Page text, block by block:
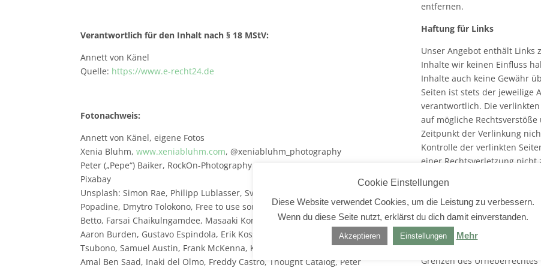
Verantwortlich für den Inhalt nach § 18 MStV:
Annett von Känel
Quelle: https://www.e-recht24.de
Fotonachweis:
Annett von Känel, eigene Fotos
Xenia Bluhm,www.xeniabluhm.com, @xeniabluhm_photography
Peter („Pepe“) Baiker, RockOn-Photography
Pixabay
Unsplash: Simon Rae, Philipp Lublasser, Sven Fischer, Aung Soe Min, Raul
Popadine, Dmytro Tolokono, Free to use sounds, Chris Lawton, Pierangelo
Betto, Farsai Chaikulngamdee, Masaaki Komori, Halacious, Andrew Rice,
Aaron Burden, Gustavo Espindola, Erik Kossakowski, Juan Chavez, Hiroshi
Tsubono, Samuel Austin, Frank McKenna, Katie Mourn, Pawel Czerwinski,
Amal Ben Saad, Inaki del Olmo, Freddy Castro, Thought Catalog, Peter
entfernen.
Haftung für Links
Unser Angebot enthält Links
Inhalte wir keinen Einfluss
Inhalte auch keine Gewähr
Seiten ist stets der jeweilige
verantwortlich. Die
auf mögliche
Zeitpunkt der Verlinkung
Kontrolle der verlinkten
einer Rechtsverletzung nicht
Rechtsverletzungen
Urheberrecht
Die durch die
Seiten unterliegen dem
Bearbeitung, Verbreitung
Grenzen des
Cookie Einstellungen
Diese Website verwendet Cookies, um die Leistung zu verbessern.
Wenn du diese Seite nutzt, erklärst du dich damit einverstanden.
Akzeptieren Einstellungen Mehr